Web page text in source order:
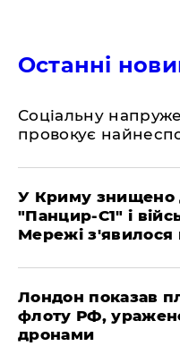
Останні
Соціальну
провокує
У Криму знищено
"Панцир-С1" і
Мережі з'явилося
Лондон показав
флоту РФ,
дронами